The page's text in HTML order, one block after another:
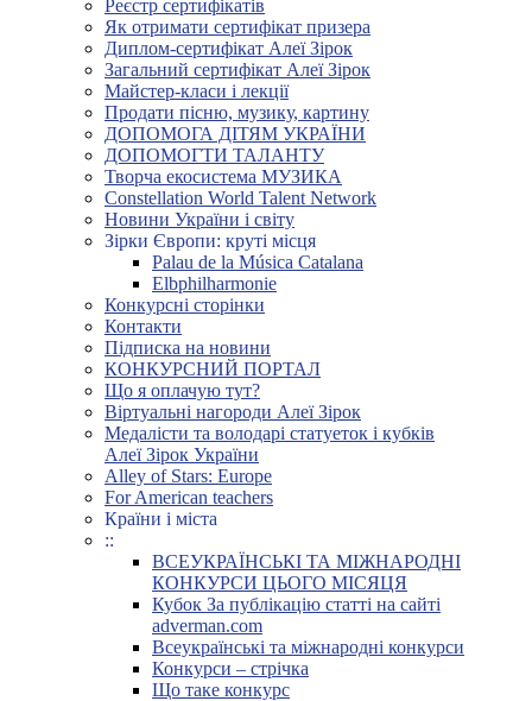
Реєстр сертифікатів
Як отримати сертифікат призера
Диплом-сертифікат Алеї Зірок
Загальний сертифікат Алеї Зірок
Майстер-класи і лекції
Продати пісню, музику, картину
ДОПОМОГА ДІТЯМ УКРАЇНИ
ДОПОМОГТИ ТАЛАНТУ
Творча екосистема МУЗИКА
Constellation World Talent Network
Новини України і світу
Зірки Європи: круті місця
Palau de la Música Catalana
Elbphilharmonie
Конкурсні сторінки
Контакти
Підписка на новини
КОНКУРСНИЙ ПОРТАЛ
Що я оплачую тут?
Віртуальні нагороди Алеї Зірок
Медалісти та володарі статуеток і кубків
Алеї Зірок України
Alley of Stars: Europe
For American teachers
Країни і міста
::
ВСЕУКРАЇНСЬКІ ТА МІЖНАРОДНІ
КОНКУРСИ ЦЬОГО МІСЯЦЯ
Кубок За публікацію статті на сайті
adverman.com
Всеукраїнські та міжнародні конкурси
Конкурси – стрічка
Що таке конкурс